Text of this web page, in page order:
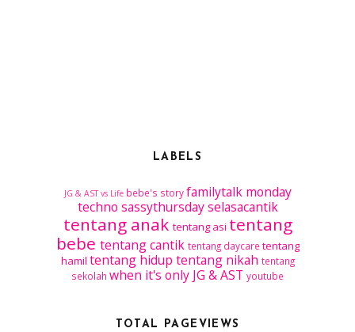
LABELS
JG & AST vs Life bebe's story familytalk monday
techno sassythursday selasacantik
tentang anak tentang asi tentang
bebe tentang cantik tentang daycare tentang
hamil tentang hidup tentang nikah tentang
sekolah when it's only JG & AST youtube
TOTAL PAGEVIEWS